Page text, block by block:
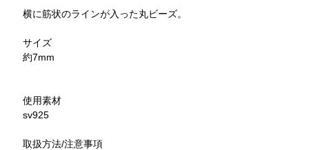
横に筋状のラインが入った丸ビーズ。
サイズ
約7mm
使用素材
sv925
取扱方法/注意事項